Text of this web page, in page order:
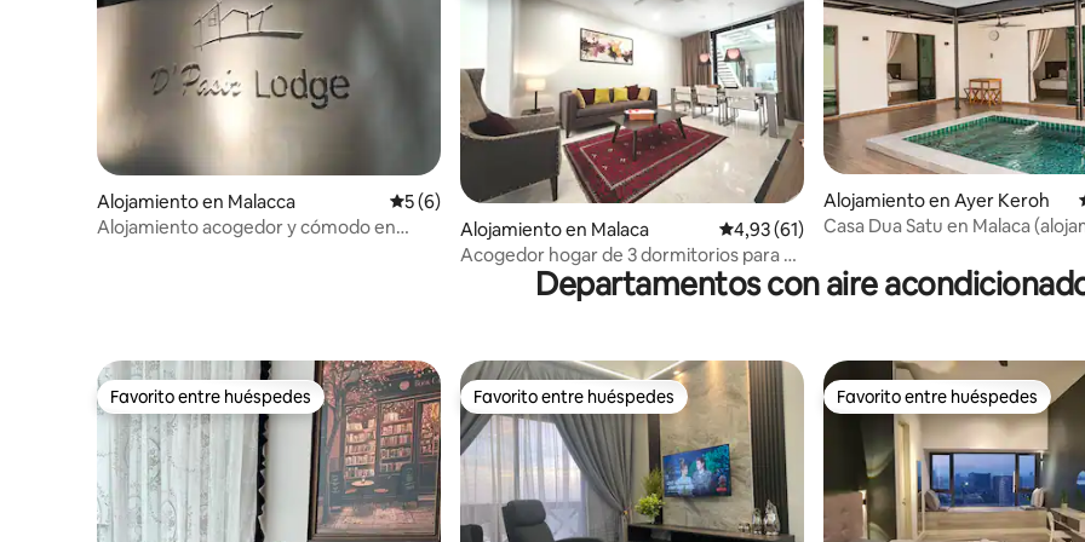
Alojamiento en Malacca Calificación promedio: 5 de 5. 6 evaluaciones
5 (6)
Alojamiento acogedor y cómodo en
Alojamiento en Malaca Calificación promedio: 4,93 de 5. 61
4,93 (61)
Acogedor hogar de 3 dormitorios para 8
personas en The Prive Malacca, calle
Alojamiento en Ayer Keroh
Casa Dua Satu en Malaca
Departamentos con aire
Favorito entre huéspedes
Favorito entre huéspedes Favorito entre huéspedes
Favorito entre huéspedes Favorito entre huéspedes
Favorito entre huéspedes